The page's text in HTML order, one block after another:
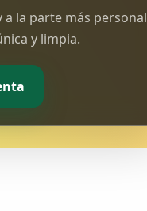
la parte más personal
y limpia.